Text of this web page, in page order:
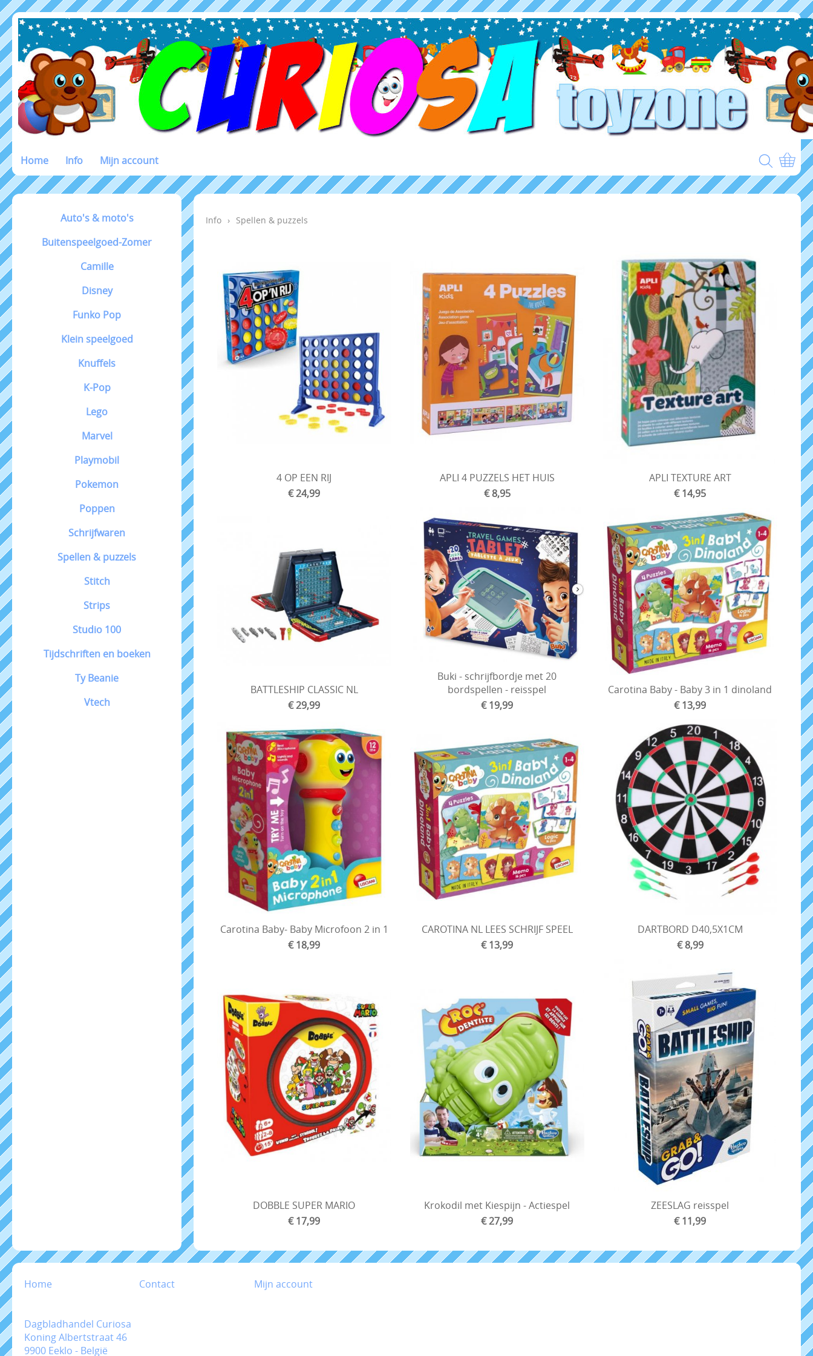
Home Info Mijn account
Auto's & moto's
Buitenspeelgoed-Zomer
Camille
Disney
Funko Pop
Klein speelgoed
Knuffels
K-Pop
Lego
Marvel
Playmobil
Pokemon
Poppen
Schrijfwaren
Spellen & puzzels
Stitch
Strips
Studio 100
Tijdschriften en boeken
Ty Beanie
Vtech
Info › Spellen & puzzels
4 OP EEN RIJ
€ 24,99
APLI 4 PUZZELS HET HUIS
€ 8,95
APLI TEXTURE ART
€ 14,95
BATTLESHIP CLASSIC NL
€ 29,99
Buki - schrijfbordje met 20
bordspellen - reisspel
€ 19,99
Carotina Baby - Baby 3 in 1 dinoland
€ 13,99
Carotina Baby- Baby Microfoon 2 in 1
€ 18,99
CAROTINA NL LEES SCHRIJF SPEEL
€ 13,99
DARTBORD D40,5X1CM
€ 8,99
DOBBLE SUPER MARIO
€ 17,99
Krokodil met Kiespijn - Actiespel
€ 27,99
ZEESLAG reisspel
€ 11,99
Home Contact Mijn account
Dagbladhandel Curiosa
Koning Albertstraat 46
9900 Eeklo - België